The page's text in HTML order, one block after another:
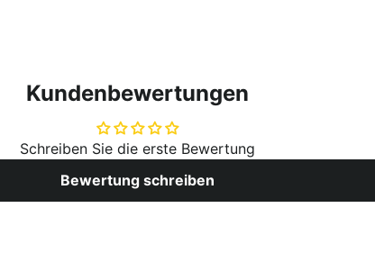
Kundenbewertungen
Schreiben Sie die erste Bewertung
Bewertung schreiben